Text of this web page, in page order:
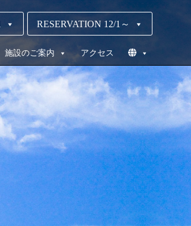
RESERVATION 12/1～
施設のご案内 アクセス